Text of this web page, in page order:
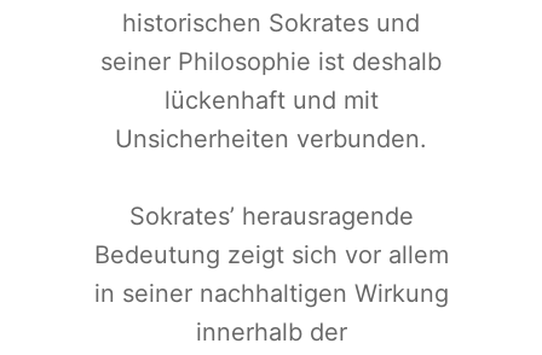
historischen Sokrates und
seiner Philosophie ist deshalb
lückenhaft und mit
Unsicherheiten verbunden.
Sokrates’ herausragende
Bedeutung zeigt sich vor allem
in seiner nachhaltigen Wirkung
innerhalb der